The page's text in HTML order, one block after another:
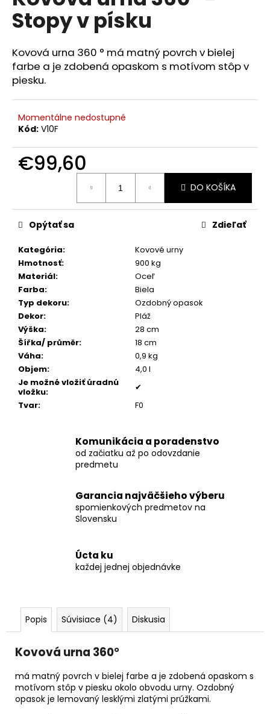
0,0
z
hviezdičiek.
Stopy v písku
Kovová urna 360 ° má matný povrch v bielej
farbe a je zdobená opaskom s motívom stôp v
piesku.
Momentálne nedostupné
Kód: V10F
€99,60
DO KOŠÍKA
Kategória:
Kovové urny
Hmotnosť:
900 kg
Materiál:
Oceľ
Farba:
Biela
Typ dekoru:
Ozdobný opasok
Dekor:
Pláž
Výška:
28 cm
Šířka/ průměr:
18 cm
Váha:
0,9 kg
Objem:
4,0 l
Je možné vložiť úradnú
vložku:
✔
Tvar: F0
Opýtať sa Zdieľať
Komunikácia a poradenstvo
od začiatku až po odovzdanie
predmetu
Garancia najväčšieho výberu
spomienkových predmetov na
Slovensku
Úcta ku
každej jednej objednávke
Popis Súvisiace (4) Diskusia
Kovová urna 360°
má matný povrch v bielej farbe a je zdobená opaskom s
motívom stôp v piesku okolo obvodu urny. Ozdobný
opasok je lemovaný lesklými zlatými prúžkami.
á
j
s
ť
?
d
p
o
ú
č
a
m
e
PÁNSKY
COGNAC
NÁRAMOK,
BRÚSENÁ
KOŽA
€160